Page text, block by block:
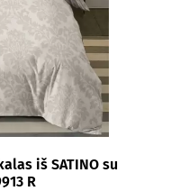
iš SATINO su
R